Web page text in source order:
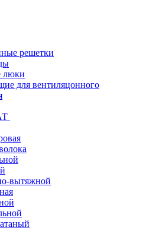
решетки
люки
для вентиляцонного
вытяжной